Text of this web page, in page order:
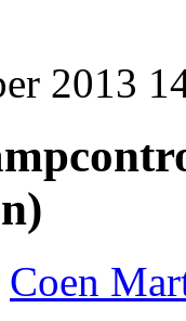
2013
Coen